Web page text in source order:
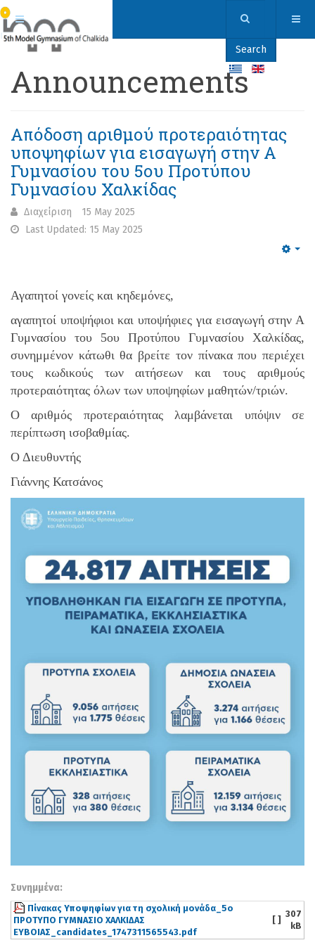
Search
Announcements
Απόδοση αριθμού προτεραιότητας
υποψηφίων για εισαγωγή στην Α
Γυμνασίου του 5ου Προτύπου
Γυμνασίου Χαλκίδας
Διαχείριση
15 May 2025
Last Updated: 15 May 2025
Αγαπητοί γονείς και κηδεμόνες,
αγαπητοί υποψήφιοι και υποψήφιες για εισαγωγή στην Α
Γυμνασίου του 5ου Προτύπου Γυμνασίου Χαλκίδας,
συνημμένον κάτωθι θα βρείτε τον πίνακα που περιέχει
τους κωδικούς των αιτήσεων και τους αριθμούς
προτεραιότητας όλων των υποψηφίων μαθητών/τριών.
Ο αριθμός προτεραιότητας λαμβάνεται υπόψιν σε
περίπτωση ισοβαθμίας.
Ο Διευθυντής
Γιάννης Κατσάνος
Συνημμένα:
Πίνακας Υποψηφίων για τη σχολική μονάδα_5ο
ΠΡΟΤΥΠΟ ΓΥΜΝΑΣΙΟ ΧΑΛΚΙΔΑΣ
ΕΥΒΟΙΑΣ_candidates_1747311565543.pdf
[ ]
307
kB